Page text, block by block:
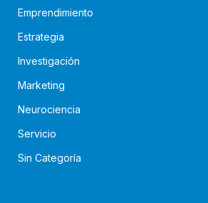
Emprendimiento
Estrategia
Investigación
Marketing
Neurociencia
Servicio
Sin Categoría